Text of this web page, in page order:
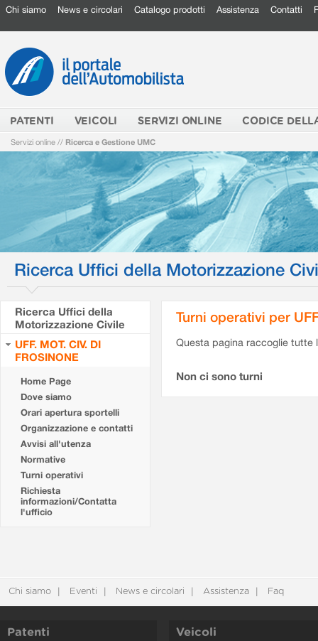
Chi siamo News e circolari Catalogo prodotti Assistenza Contatti
PATENTI VEICOLI SERVIZI ONLINE CODICE
Servizi online // Ricerca e Gestione UMC
Ricerca Uffici della Motorizzazione
Ricerca Uffici della
Motorizzazione Civile
UFF. MOT. CIV. DI
FROSINONE
Home Page
Dove siamo
Orari apertura sportelli
Organizzazione e contatti
Avvisi all'utenza
Normative
Turni operativi
Richiesta
informazioni/Contatta
l'ufficio
Turni operativi per
Questa pagina raccoglie tutte
Non ci sono turni
Chi siamo Eventi News e circolari Assistenza Faq
Patenti Veicoli